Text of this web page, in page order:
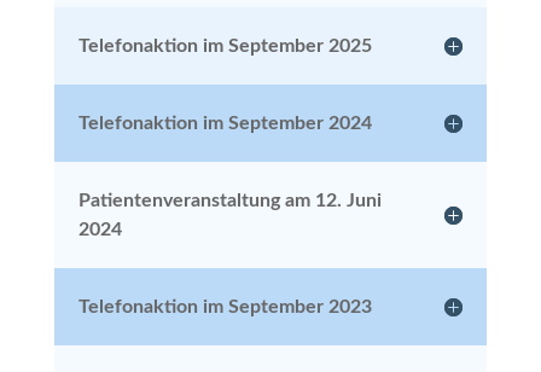
Telefonaktion im September 2025
Telefonaktion im September 2024
Patientenveranstaltung am 12. Juni
2024
Telefonaktion im September 2023